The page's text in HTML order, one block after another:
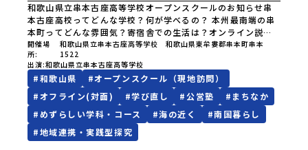
和歌山県立串本古座高等学校オープンスクールのお知らせ串
本古座高校ってどんな学校？何が学べるの？ 本州最南端の串
本町ってどんな雰囲気？寄宿舎での生活は？オンライン説明
会で興味を持った方、まずは学校を見てみたい方、ぜひ串本
古座高校のオープンスクールに参加してみませんか？学校の
雰囲気や町の魅力を思いっきり体感できるチャンスです！オ
ープンスクールの内容：授業体験：実際の授業を体験して、
学びの楽しさを感じてください。クラブ体験・見学：多彩な
クラブ活動を体験・見学して、学校生活の一端を知ることが
できます。寄宿舎見学：3年間の住まいとなる寄宿舎の様子を
見学できます。個別相談コーナー：進学や学校生活について
の疑問や不安を解消できます。少しの不安が、ワクワクに変
開催場
所
和歌山県立串本古座高等学校 和歌山県東牟婁郡串本町串本
1522
出演 和歌山県立串本古座高等学校
#和歌山県 #オープンスクール（現地訪問）
#オフライン(対面) #学び直し #公営塾 # まちなか
#めずらしい学科・コース #海の近く #南国暮らし
#地域連携・実践型探究